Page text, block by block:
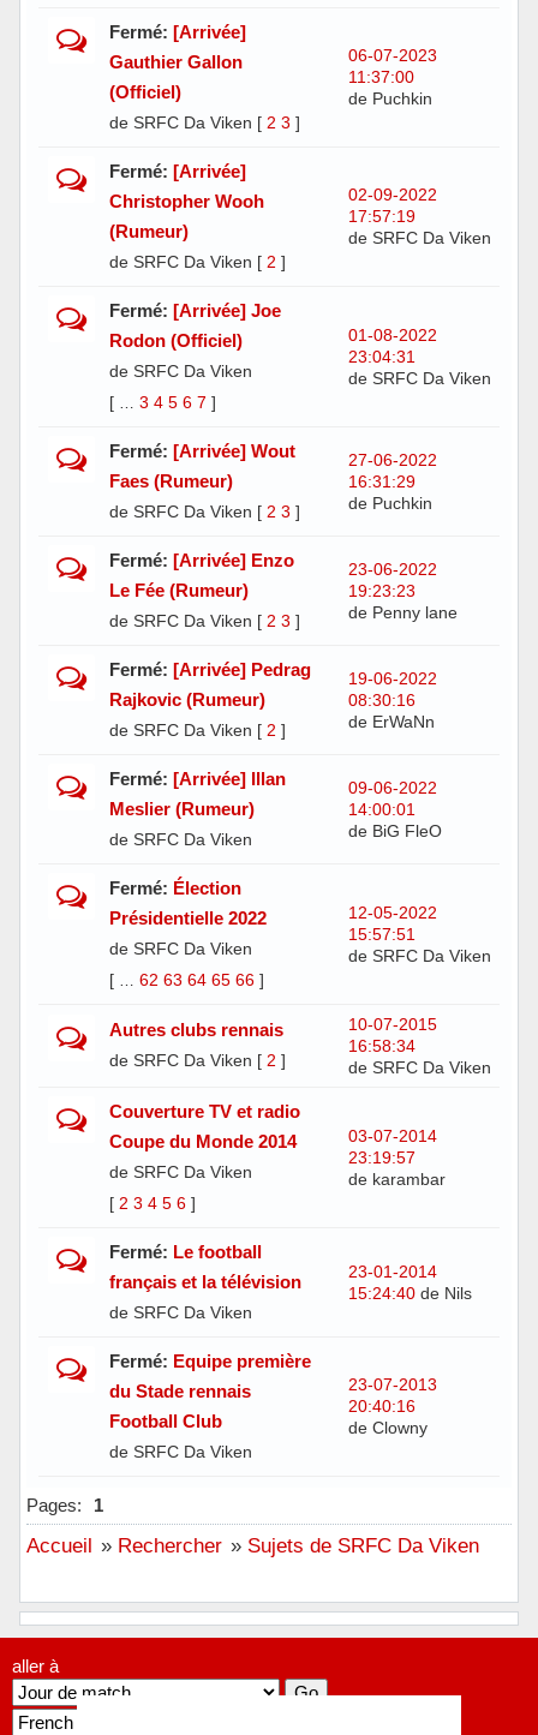
Fermé: [Arrivée]
Gauthier Gallon
(Officiel)
de SRFC Da Viken [ 2 3 ]
06-07-2023
11:37:00
de Puchkin
Fermé: [Arrivée]
Christopher Wooh
(Rumeur)
de SRFC Da Viken [ 2 ]
02-09-2022
17:57:19
de SRFC Da Viken
Fermé: [Arrivée] Joe
Rodon (Officiel)
de SRFC Da Viken
[
3 4 5 6 7 ]
01-08-2022
23:04:31
de SRFC Da Viken
Fermé: [Arrivée] Wout
Faes (Rumeur)
de SRFC Da Viken [ 2 3 ]
27-06-2022
16:31:29
de Puchkin
Fermé: [Arrivée] Enzo
Le Fée (Rumeur)
de SRFC Da Viken [ 2 3 ]
23-06-2022
19:23:23
de Penny lane
Fermé: [Arrivée] Pedrag
Rajkovic (Rumeur)
de SRFC Da Viken [ 2 ]
19-06-2022
08:30:16
de ErWaNn
Fermé: [Arrivée] Illan
Meslier (Rumeur)
de SRFC Da Viken
09-06-2022
14:00:01
de BiG FleO
Fermé: Élection
Présidentielle 2022
de SRFC Da Viken
[
62 63 64 65 66]
12-05-2022
15:57:51
de SRFC Da Viken
Autres clubs rennais
de SRFC Da Viken [ 2 ]
10-07-2015
16:58:34
de SRFC Da Viken
Couverture TV et radio
Coupe du Monde 2014
de SRFC Da Viken
[ 2 3 4 5 6]
03-07-2014
23:19:57
de karambar
Fermé: Le football
français et la télévision
de SRFC Da Viken
23-01-2014
15:24:40 de Nils
Fermé: Equipe première
du Stade rennais
Football Club
de SRFC Da Viken
23-07-2013
20:40:16
de Clowny
Pages: 1
Accueil » Rechercher » Sujets de SRFC Da Viken
aller à